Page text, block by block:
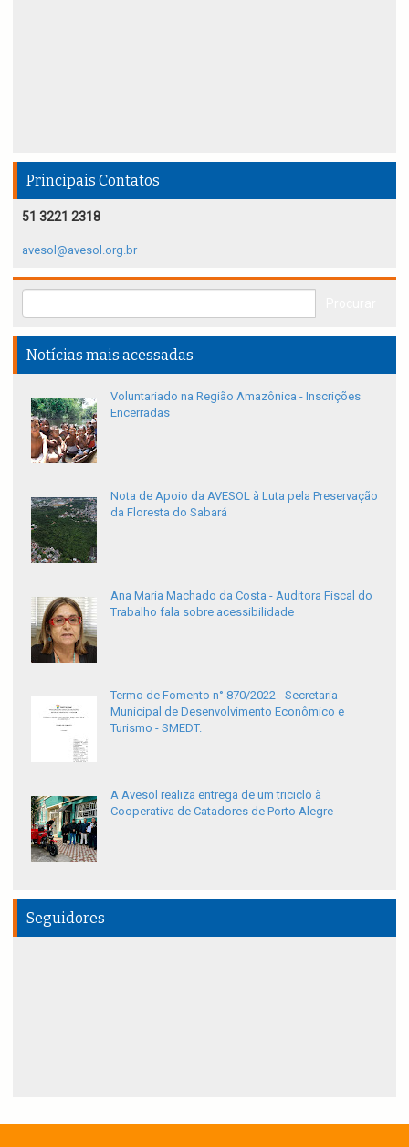
Principais Contatos
51 3221 2318
avesol@avesol.org.br
Notícias mais acessadas
Voluntariado na Região Amazônica - Inscrições
Encerradas
Nota de Apoio da AVESOL à Luta pela Preservação
da Floresta do Sabará
Ana Maria Machado da Costa - Auditora Fiscal do
Trabalho fala sobre acessibilidade
Termo de Fomento n° 870/2022 - Secretaria
Municipal de Desenvolvimento Econômico e
Turismo - SMEDT.
A Avesol realiza entrega de um triciclo à
Cooperativa de Catadores de Porto Alegre
Seguidores